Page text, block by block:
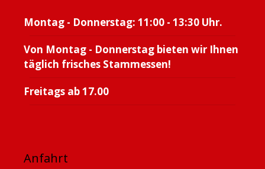
Montag - Donnerstag: 11:00 - 13:30 Uhr.
Von Montag - Donnerstag bieten wir Ihnen
täglich frisches Stammessen!
Freitags ab 17.00
Anfahrt